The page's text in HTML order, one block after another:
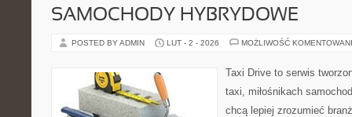
SAMOCHODY HYBRYDOWE
POSTED BY ADMIN LUT - 2 - 2026 MOŻLIWOŚĆ
Taxi Drive to serwis
taxi, miłośnikach
chcą lepiej zrozumieć